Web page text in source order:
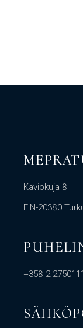
Kaviokuja 8
FIN-20380
+358 2 2750111